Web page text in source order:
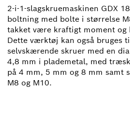
2-i-1-slagskruemaskinen GDX
boltning med bolte i størrelse
takket være kraftigt moment og
Dette værktøj kan også bruges
selvskærende skruer med en
4,8 mm i plademetal, med
på 4 mm, 5 mm og 8 mm samt
M8 og M10.